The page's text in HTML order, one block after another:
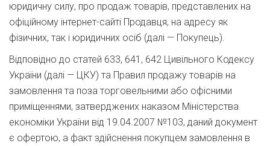
юридичну силу, про продаж товарів, представлених на
офіційному інтернет-сайті Продавця, на адресу як
фізичних, так і юридичних осіб (далі — Покупець).
Відповідно до статей 633, 641, 642 Цивільного Кодексу
України (далі — ЦКУ) та Правил продажу товарів на
замовлення та поза торговельними або офісними
приміщеннями, затверджених наказом Міністерства
економіки України від 19.04.2007 №103, даний документ
є офертою, а факт здійснення покупцем замовлення в